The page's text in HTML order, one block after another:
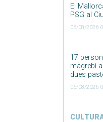
El
PSG al
06/08/2026
17
magrebí
dues
06/08/2026